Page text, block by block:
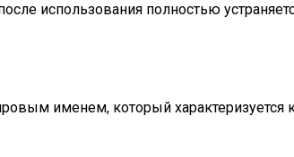
использования полностью
именем, который